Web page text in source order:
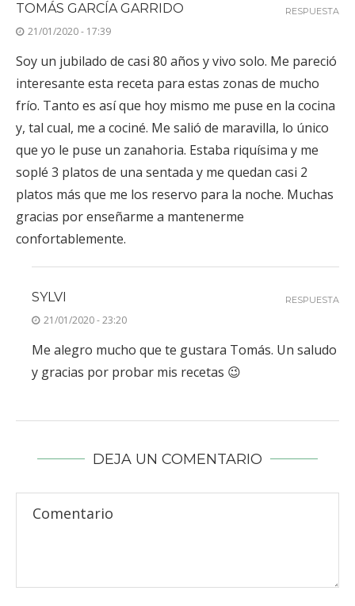
TOMÁS GARCÍA GARRIDO
21/01/2020 - 17:39
Soy un jubilado de casi 80 años y vivo solo. Me pareció
interesante esta receta para estas zonas de mucho
frío. Tanto es así que hoy mismo me puse en la cocina
y, tal cual, me a cociné. Me salió de maravilla, lo único
que yo le puse un zanahoria. Estaba riquísima y me
soplé 3 platos de una sentada y me quedan casi 2
platos más que me los reservo para la noche. Muchas
gracias por enseñarme a mantenerme
confortablemente.
RESPUESTA
SYLVI
21/01/2020 - 23:20
Me alegro mucho que te gustara Tomás. Un saludo
y gracias por probar mis recetas 😉
RESPUESTA
DEJA UN COMENTARIO